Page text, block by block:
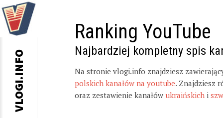
Ranking YouTube
Najbardziej kompletny spis
Na stronie vlogi.info znajdziesz
polskich kanałów na youtube. Znajdziesz
oraz zestawienie kanałów ukraińskich i
VLOGI.INFO